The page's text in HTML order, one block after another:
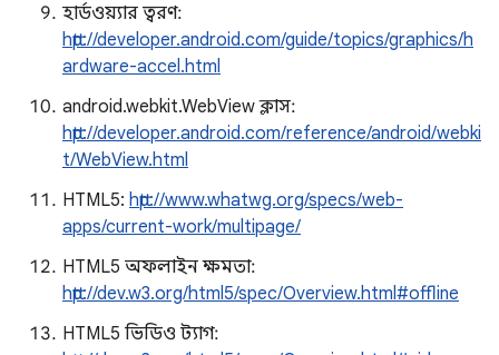
হার্ডওয়্যার ত্বরণ:
http://developer.android.com/guide/topics/graphics/h
ardware-accel.html
android.webkit.WebView ক্লাস:
http://developer.android.com/reference/android/webki
t/WebView.html
HTML5: http://www.whatwg.org/specs/web-
apps/current-work/multipage/
HTML5 অফলাইন ক্ষমতা:
http://dev.w3.org/html5/spec/Overview.html#offline
HTML5 ভিডিও ট্যাগ: